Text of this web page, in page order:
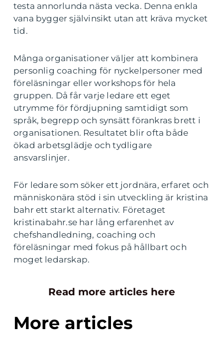
testa annorlunda nästa vecka. Denna enkla
vana bygger självinsikt utan att kräva mycket
tid.
Många organisationer väljer att kombinera
personlig coaching för nyckelpersoner med
föreläsningar eller workshops för hela
gruppen. Då får varje ledare ett eget
utrymme för fördjupning samtidigt som
språk, begrepp och synsätt förankras brett i
organisationen. Resultatet blir ofta både
ökad arbetsglädje och tydligare
ansvarslinjer.
För ledare som söker ett jordnära, erfaret och
människonära stöd i sin utveckling är kristina
bahr ett starkt alternativ. Företaget
kristinabahr.se har lång erfarenhet av
chefshandledning, coaching och
föreläsningar med fokus på hållbart och
moget ledarskap.
Read more articles here
More articles